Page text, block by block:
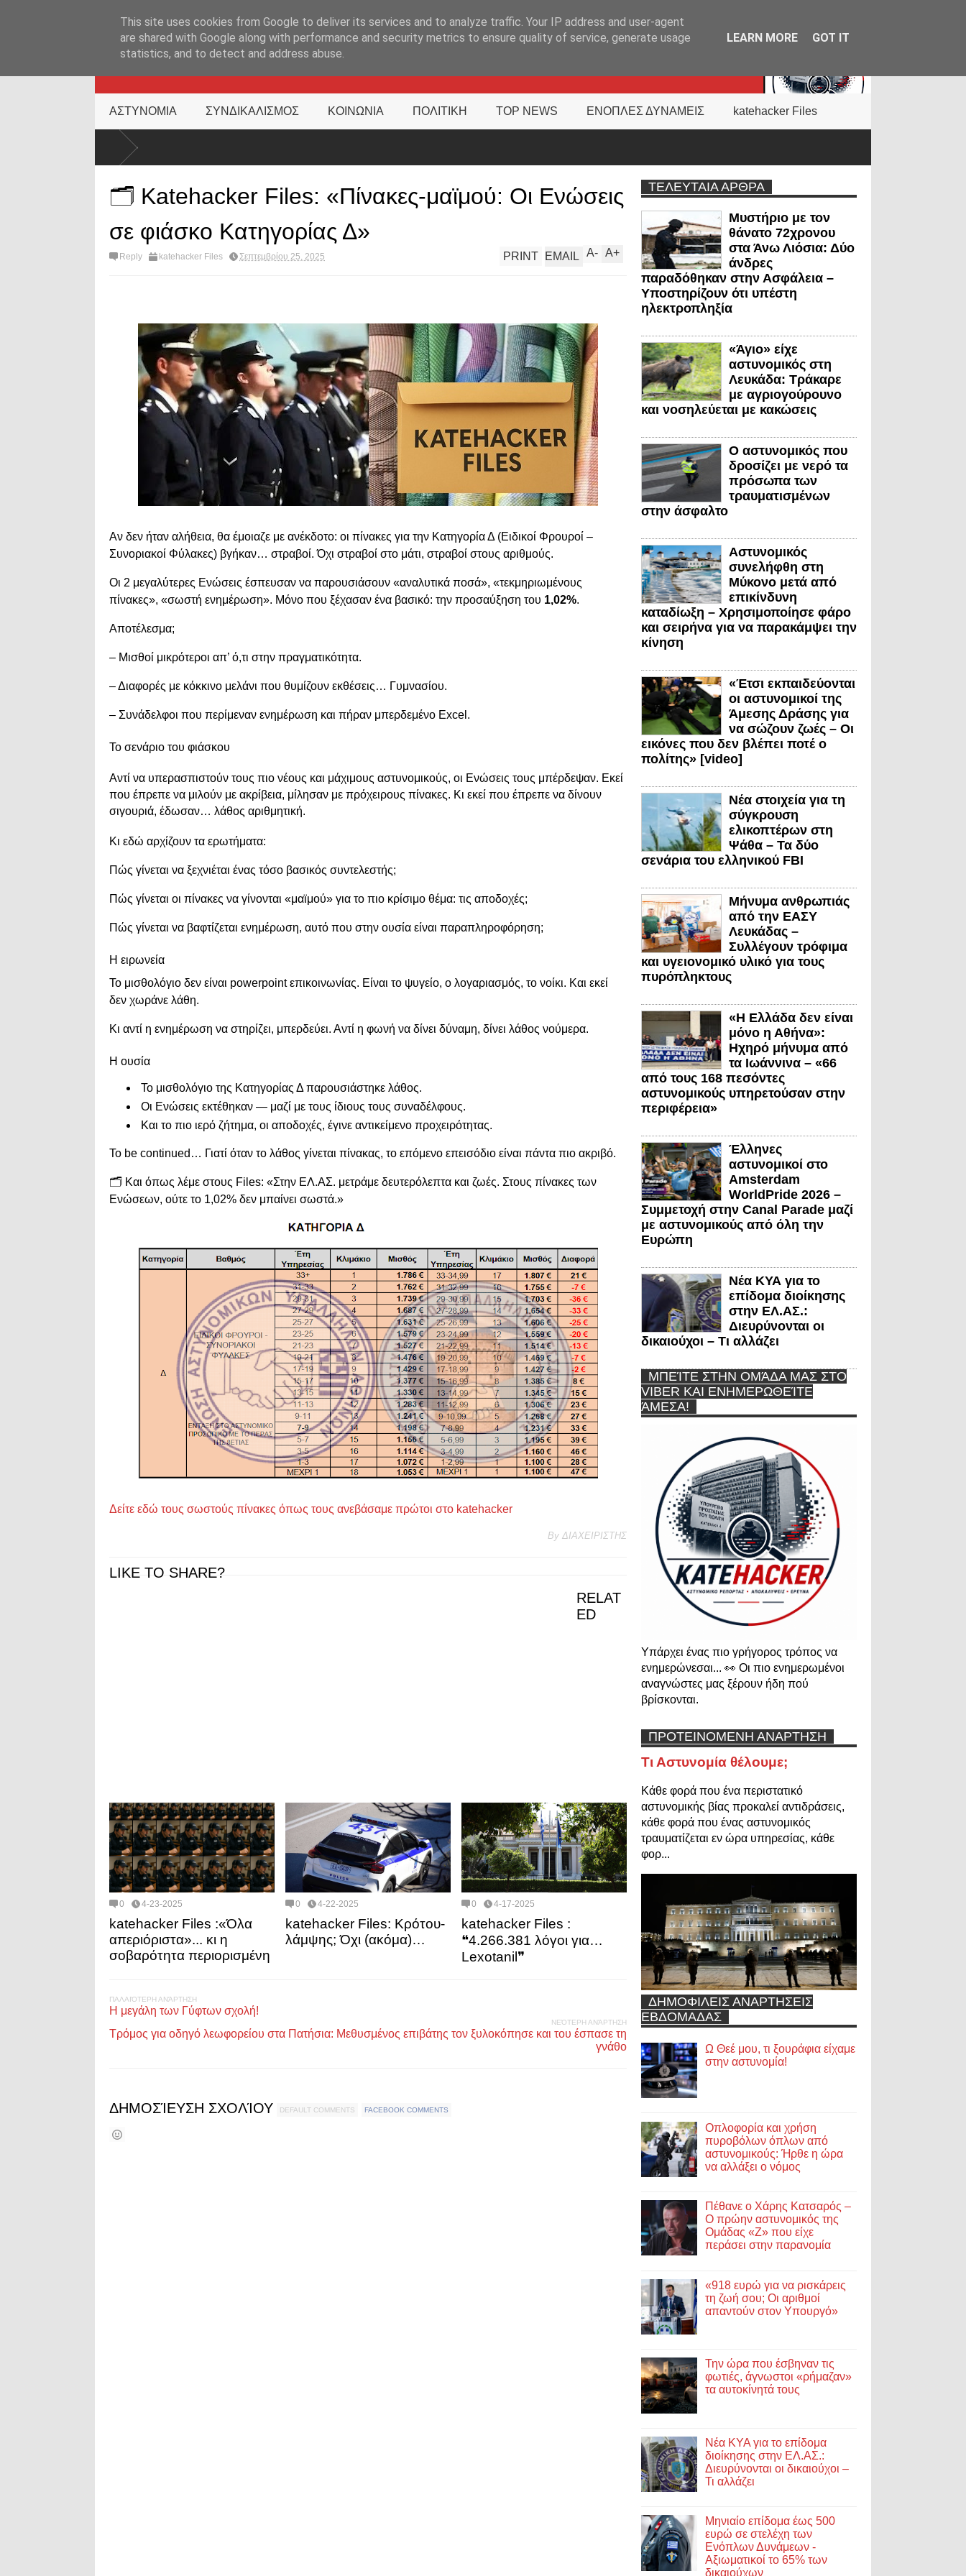
KATEHACKER
ΑΣΤΥΝΟΜΙΑ ΣΥΝΔΙΚΑΛΙΣΜΟΣ ΚΟΙΝΩΝΙΑ ΠΟΛΙΤΙΚΗ TOP NEWS ΕΝΟΠΛΕΣ ΔΥΝΑΜΕΙΣ katehacker Files
🗂️ Katehacker Files: «Πίνακες-μαϊμού: Οι Ενώσεις
σε φιάσκο Κατηγορίας Δ»
Reply katehacker Files Σεπτεμβρίου 25, 2025 A+
A-
PRINT EMAIL
Αν δεν ήταν αλήθεια, θα έμοιαζε με ανέκδοτο: οι πίνακες για την Κατηγορία Δ (Ειδικοί Φρουροί –
Συνοριακοί Φύλακες) βγήκαν… στραβοί. Όχι στραβοί στο μάτι, στραβοί στους αριθμούς.
Οι 2 μεγαλύτερες Ενώσεις έσπευσαν να παρουσιάσουν «αναλυτικά ποσά», «τεκμηριωμένους
πίνακες», «σωστή ενημέρωση». Μόνο που ξέχασαν ένα βασικό: την προσαύξηση του 1,02%.
Αποτέλεσμα;
– Μισθοί μικρότεροι απ’ ό,τι στην πραγματικότητα.
– Διαφορές με κόκκινο μελάνι που θυμίζουν εκθέσεις… Γυμνασίου.
– Συνάδελφοι που περίμεναν ενημέρωση και πήραν μπερδεμένο Excel.
Το σενάριο του φιάσκου
Αντί να υπερασπιστούν τους πιο νέους και μάχιμους αστυνομικούς, οι Ενώσεις τους μπέρδεψαν. Εκεί
που έπρεπε να μιλούν με ακρίβεια, μίλησαν με πρόχειρους πίνακες. Κι εκεί που έπρεπε να δίνουν
σιγουριά, έδωσαν… λάθος αριθμητική.
Κι εδώ αρχίζουν τα ερωτήματα:
Πώς γίνεται να ξεχνιέται ένας τόσο βασικός συντελεστής;
Πώς γίνεται οι πίνακες να γίνονται «μαϊμού» για το πιο κρίσιμο θέμα: τις αποδοχές;
Πώς γίνεται να βαφτίζεται ενημέρωση, αυτό που στην ουσία είναι παραπληροφόρηση;
Η ειρωνεία
Το μισθολόγιο δεν είναι powerpoint επικοινωνίας. Είναι το ψυγείο, ο λογαριασμός, το νοίκι. Και εκεί
δεν χωράνε λάθη.
Κι αντί η ενημέρωση να στηρίζει, μπερδεύει. Αντί η φωνή να δίνει δύναμη, δίνει λάθος νούμερα.
Η ουσία
Το μισθολόγιο της Κατηγορίας Δ παρουσιάστηκε λάθος.
Οι Ενώσεις εκτέθηκαν — μαζί με τους ίδιους τους συναδέλφους.
Και το πιο ιερό ζήτημα, οι αποδοχές, έγινε αντικείμενο προχειρότητας.
To be continued… Γιατί όταν το λάθος γίνεται πίνακας, το επόμενο επεισόδιο είναι πάντα πιο ακριβό.
🗂️ Και όπως λέμε στους Files: «Στην ΕΛ.ΑΣ. μετράμε δευτερόλεπτα και ζωές. Στους πίνακες των
Ενώσεων, ούτε το 1,02% δεν μπαίνει σωστά.»
Δείτε εδώ τους σωστούς πίνακες όπως τους ανεβάσαμε πρώτοι στο katehacker
By ΔΙΑΧΕΙΡΙΣΤΗΣ
LIKE TO SHARE?
RELAT
ED
0 4-23-2025
katehacker Files :«Όλα
απεριόριστα»... κι η
σοβαρότητα περιορισμένη
0 4-22-2025
katehacker Files: Κρότου-
λάμψης; Όχι (ακόμα)…
0 4-17-2025
katehacker Files :
❝4.266.381 λόγοι για…
Lexotanil❞
ΠΑΛΑΙΌΤΕΡΗ ΑΝΆΡΤΗΣΗ
Η μεγάλη των Γύφτων σχολή!
ΝΕΌΤΕΡΗ ΑΝΆΡΤΗΣΗ
Τρόμος για οδηγό λεωφορείου στα Πατήσια: Μεθυσμένος επιβάτης τον ξυλοκόπησε και του έσπασε τη
γνάθο
ΔΗΜΟΣΊΕΥΣΗ ΣΧΟΛΊΟΥ DEFAULT COMMENTS FACEBOOK COMMENTS
ΤΕΛΕΥΤΑΙΑ ΑΡΘΡΑ
Μυστήριο με τον
θάνατο 72χρονου
στα Άνω Λιόσια: Δύο
άνδρες
παραδόθηκαν στην Ασφάλεια –
Υποστηρίζουν ότι υπέστη
ηλεκτροπληξία
«Άγιο» είχε
αστυνομικός στη
Λευκάδα: Τράκαρε
με αγριογούρουνο
και νοσηλεύεται με κακώσεις
Ο αστυνομικός που
δροσίζει με νερό τα
πρόσωπα των
τραυματισμένων
στην άσφαλτο
Αστυνομικός
συνελήφθη στη
Μύκονο μετά από
επικίνδυνη
καταδίωξη – Χρησιμοποίησε φάρο
και σειρήνα για να παρακάμψει την
κίνηση
«Έτσι εκπαιδεύονται
οι αστυνομικοί της
Άμεσης Δράσης για
να σώζουν ζωές – Οι
εικόνες που δεν βλέπει ποτέ ο
πολίτης» [video]
Νέα στοιχεία για τη
σύγκρουση
ελικοπτέρων στη
Ψάθα – Τα δύο
σενάρια του ελληνικού FBI
Μήνυμα ανθρωπιάς
από την ΕΑΣΥ
Λευκάδας –
Συλλέγουν τρόφιμα
και υγειονομικό υλικό για τους
πυρόπληκτους
«Η Ελλάδα δεν είναι
μόνο η Αθήνα»:
Ηχηρό μήνυμα από
τα Ιωάννινα – «66
από τους 168 πεσόντες
αστυνομικούς υπηρετούσαν στην
περιφέρεια»
Έλληνες
αστυνομικοί στο
Amsterdam
WorldPride 2026 –
Συμμετοχή στην Canal Parade μαζί
με αστυνομικούς από όλη την
Ευρώπη
Νέα ΚΥΑ για το
επίδομα διοίκησης
στην ΕΛ.ΑΣ.:
Διευρύνονται οι
δικαιούχοι – Τι αλλάζει
ΜΠΕΊΤΕ ΣΤΗΝ ΟΜΆΔΑ ΜΑΣ ΣΤΟ
VIBER ΚΑΙ ΕΝΗΜΕΡΩΘΕΊΤΕ
ΆΜΕΣΑ!
Υπάρχει ένας πιο γρήγορος τρόπος να
ενημερώνεσαι... 👀 Οι πιο ενημερωμένοι
αναγνώστες μας ξέρουν ήδη πού
βρίσκονται.
ΠΡΟΤΕΙΝΟΜΕΝΗ ΑΝΑΡΤΗΣΗ
Τι Αστυνομία θέλουμε;
Κάθε φορά που ένα περιστατικό
αστυνομικής βίας προκαλεί αντιδράσεις,
κάθε φορά που ένας αστυνομικός
τραυματίζεται εν ώρα υπηρεσίας, κάθε
φορ...
ΔΗΜΟΦΙΛΕΙΣ ΑΝΑΡΤΗΣΕΙΣ
ΕΒΔΟΜΑΔΑΣ
Ω Θεέ μου, τι ξουράφια είχαμε
στην αστυνομία!
Οπλοφορία και χρήση
πυροβόλων όπλων από
αστυνομικούς: Ήρθε η ώρα
να αλλάξει ο νόμος
Πέθανε ο Χάρης Κατσαρός –
Ο πρώην αστυνομικός της
Ομάδας «Ζ» που είχε
περάσει στην παρανομία
«918 ευρώ για να ρισκάρεις
τη ζωή σου; Οι αριθμοί
απαντούν στον Υπουργό»
Την ώρα που έσβηναν τις
φωτιές, άγνωστοι «ρήμαζαν»
τα αυτοκίνητά τους
Νέα ΚΥΑ για το επίδομα
διοίκησης στην ΕΛ.ΑΣ.:
Διευρύνονται οι δικαιούχοι –
Τι αλλάζει
Μηνιαίο επίδομα έως 500
ευρώ σε στελέχη των
Ενόπλων Δυνάμεων -
Αξιωματικοί το 65% των
δικαιούχων
This site uses cookies from Google to deliver its services and to analyze traffic. Your IP address and user-agent
are shared with Google along with performance and security metrics to ensure quality of service, generate usage
statistics, and to detect and address abuse.
LEARN MORE GOT IT